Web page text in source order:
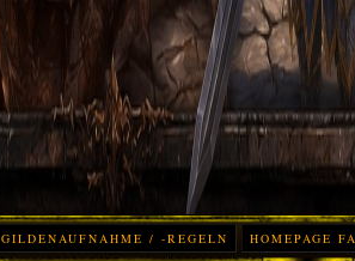
GILDENAUFNAHME / -REGELN HOMEPAGE